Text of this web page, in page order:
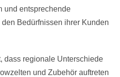
und entsprechende
Bedürfnissen ihrer Kunden
dass regionale Unterschiede
und Zubehör auftreten